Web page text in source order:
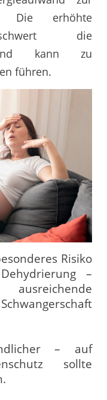
Die erhöhte
die
und kann zu
führen.
Risiko
–
– auf
sollte